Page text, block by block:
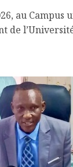
au Campus
de